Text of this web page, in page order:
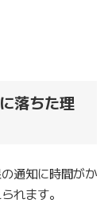
落ちた理
通知に時間がか
れます。